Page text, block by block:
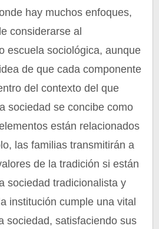
hay muchos enfoques,
considerarse al
escuela sociológica, aunque
de que cada componente
del contexto del que
sociedad se concibe como
están relacionados
las familias transmitirán a
de la tradición si están
sociedad tradicionalista y
institución cumple una vital
sociedad, satisfaciendo sus